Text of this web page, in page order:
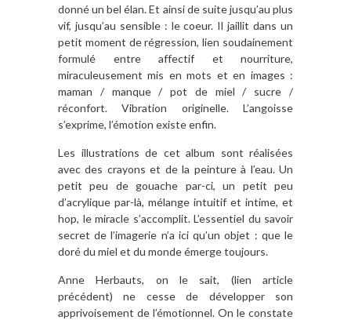
donné un bel élan. Et ainsi de suite jusqu’au plus
vif, jusqu’au sensible : le coeur. Il jaillit dans un
petit moment de régression, lien soudainement
formulé entre affectif et nourriture,
miraculeusement mis en mots et en images :
maman / manque / pot de miel / sucre /
réconfort. Vibration originelle. L’angoisse
s’exprime, l’émotion existe enfin.
Les illustrations de cet album sont réalisées
avec des crayons et de la peinture à l’eau. Un
petit peu de gouache par-ci, un petit peu
d’acrylique par-là, mélange intuitif et intime, et
hop, le miracle s’accomplit. L’essentiel du savoir
secret de l’imagerie n’a ici qu’un objet : que le
doré du miel et du monde émerge toujours.
Anne Herbauts, on le sait, (lien article
précédent) ne cesse de développer son
apprivoisement de l’émotionnel. On le constate